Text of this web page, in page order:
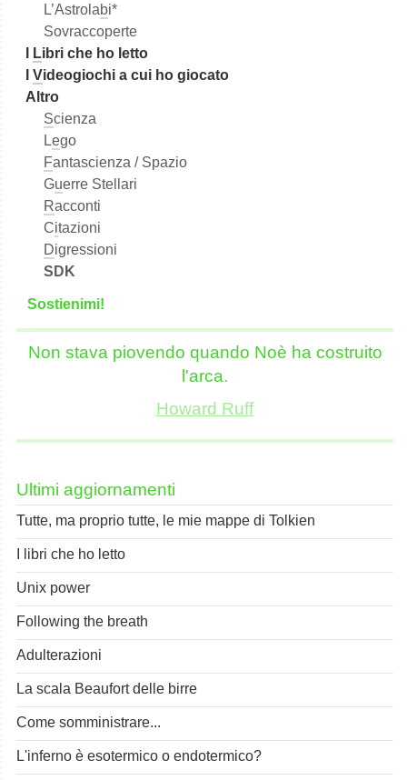
L’Astrolabi*
Sovraccoperte
Libri che ho letto
Videogiochi a cui ho giocato
Altro
Scienza
Lego
Fantascienza / Spazio
Guerre Stellari
Racconti
Citazioni
Digressioni
SDK
Sostienimi!
Non stava piovendo quando Noè ha costruito
l'arca.
Howard Ruff
Ultimi aggiornamenti
Tutte, ma proprio tutte, le mie mappe di Tolkien
I libri che ho letto
Unix power
Following the breath
Adulterazioni
La scala Beaufort delle birre
Come somministrare...
L'inferno è esotermico o endotermico?